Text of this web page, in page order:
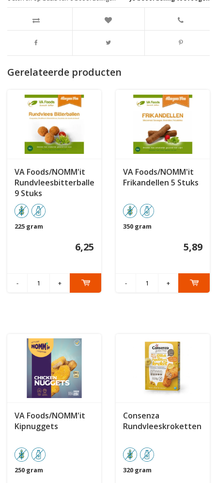
Gerelateerde producten
VA Foods/NOMM'it
Rundvleesbitterballen
9 Stuks
225 gram
6,25
- +
VA Foods/NOMM'it
Frikandellen 5 Stuks
350 gram
5,89
- +
VA Foods/NOMM'it
Kipnuggets
250 gram
Consenza
Rundvleeskroketten
320 gram